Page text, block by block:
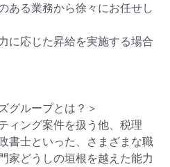
ある業務から徐々にお任せし
に応じた昇給を実施する場合
グループとは？＞
ィング案件を扱う他、税理
書士といった、さまざまな職
家どうしの垣根を越えた能力